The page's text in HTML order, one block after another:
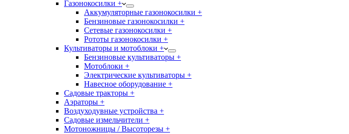
Газонокосилки +
Аккумуляторные газонокосилки +
Бензиновые газонокосилки +
Сетевые газонокосилки +
Рототы газонокосилки +
Культиваторы и мотоблоки +
Бензиновые культиваторы +
Мотоблоки +
Электрические культиваторы +
Навесное оборудование +
Садовые тракторы +
Аэраторы +
Воздуходувные устройства +
Садовые измельчители +
Мотоножницы / Высоторезы +